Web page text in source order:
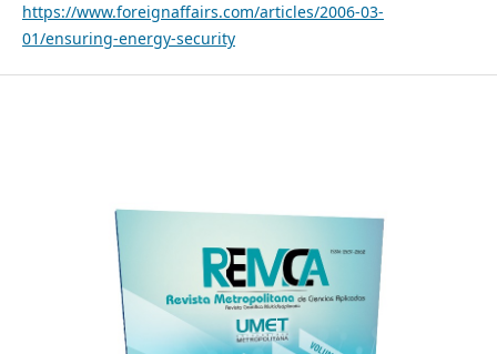
https://www.foreignaffairs.com/articles/2006-03-
01/ensuring-energy-security